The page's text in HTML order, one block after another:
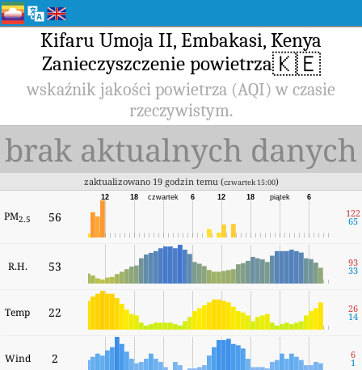
Kifaru Umoja II, Embakasi, Kenya
Zanieczyszczenie powietrza🇰🇪
wskaźnik jakości powietrza (AQI) w czasie
rzeczywistym.
brak aktualnych danych
zaktualizowano 19 godzin temu (czwartek 15:00)
PM2.5 56
6
piątek
18
12
6
czwartek
18
12
122
65
R.H. 53 93
33
Temp 22 26
14
Wind 2 6
1